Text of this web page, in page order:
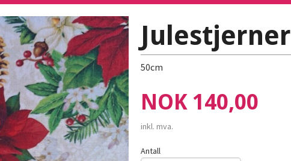
Julestjerner
50cm
Pris
NOK 140,00
inkl. mva.
Antall